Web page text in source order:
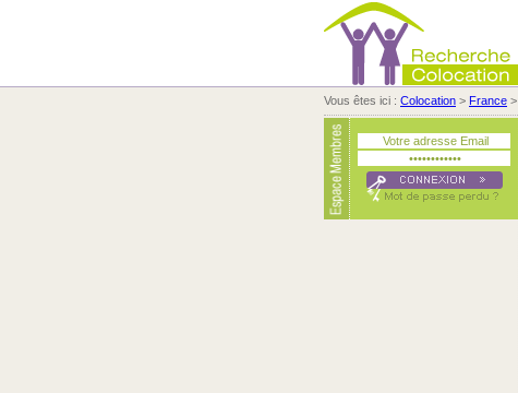
Vous êtes ici : Colocation > France >